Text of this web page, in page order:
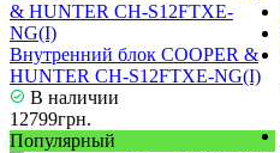
Внутренний блок COOPER &
HUNTER CH-S12FTXE-NG(I)
В наличии
12799грн.
Популярный